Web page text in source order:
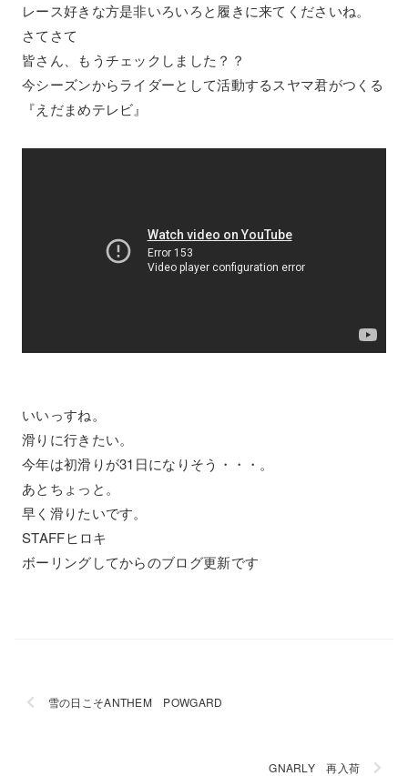
レース好きな方是非いろいろと履きに来てくださいね。
さてさて
皆さん、もうチェックしました？？
今シーズンからライダーとして活動するスヤマ君がつくる
『えだまめテレビ』
いいっすね。
滑りに行きたい。
今年は初滑りが31日になりそう・・・。
あとちょっと。
早く滑りたいです。
STAFFヒロキ
ボーリングしてからのブログ更新です
雪の日こそANTHEM POWGARD
GNARLY 再入荷